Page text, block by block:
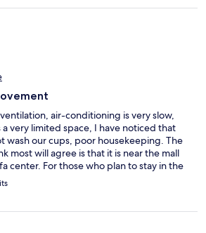
air-conditioning is very slow,
very limited space, I have noticed that
wash our cups, poor housekeeping. The
most will agree is that it is near the mall
center. For those who plan to stay in the
own bath soap and shampoo.
is also provided at the front desk
in the room and not by through request.